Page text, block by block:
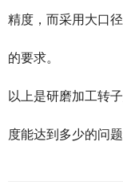
精度，而采用大口
的要求。
以上是研磨加工转
度能达到多少的问题